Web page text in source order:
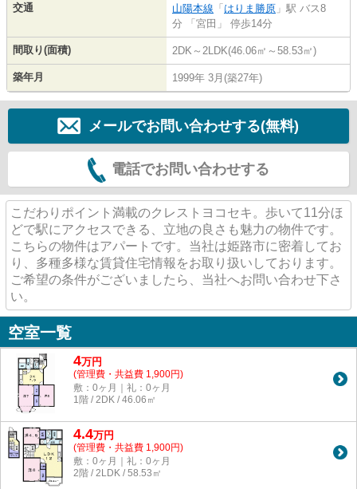
交通
山陽本線 「 はりま勝原 」駅 バス8
分 「宮田」 停歩14分
間取り(面積) 2DK～2LDK(46.06㎡～58.53㎡)
築年月 1999年 3月(築27年)
メールでお問い合わせする(無料)
電話でお問い合わせする
こだわりポイント満載のクレストヨコセキ。歩いて11分ほ
どで駅にアクセスできる、立地の良さも魅力の物件です。
こちらの物件はアパートです。当社は姫路市に密着してお
り、多種多様な賃貸住宅情報をお取り扱いしております。
ご希望の条件がございましたら、当社へお問い合わせ下さ
い。
空室一覧
4万円
(管理費・共益費 1,900円)
敷：0ヶ月｜礼：0ヶ月
1階 / 2DK / 46.06㎡
4.4万円
(管理費・共益費 1,900円)
敷：0ヶ月｜礼：0ヶ月
2階 / 2LDK / 58.53㎡